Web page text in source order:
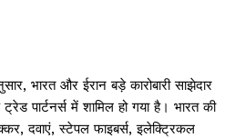
भारत और ईरान बड़े कारोबारी साझेदार
पार्टनर्स में शामिल हो गया है। भारत की
दवाएं, स्टेपल फाइबर्स, इलेक्ट्रिकल